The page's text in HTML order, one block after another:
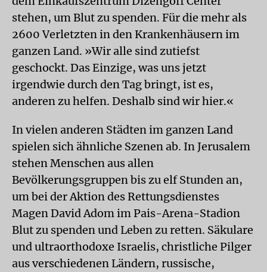
stehen, um Blut zu spenden. Für die mehr als
2600 Verletzten in den Krankenhäusern im
ganzen Land. »Wir alle sind zutiefst
geschockt. Das Einzige, was uns jetzt
irgendwie durch den Tag bringt, ist es,
anderen zu helfen. Deshalb sind wir hier.«
In vielen anderen Städten im ganzen Land
spielen sich ähnliche Szenen ab. In Jerusalem
stehen Menschen aus allen
Bevölkerungsgruppen bis zu elf Stunden an,
um bei der Aktion des Rettungsdienstes
Magen David Adom im Pais-Arena-Stadion
Blut zu spenden und Leben zu retten. Säkulare
und ultraorthodoxe Israelis, christliche Pilger
aus verschiedenen Ländern, russische,